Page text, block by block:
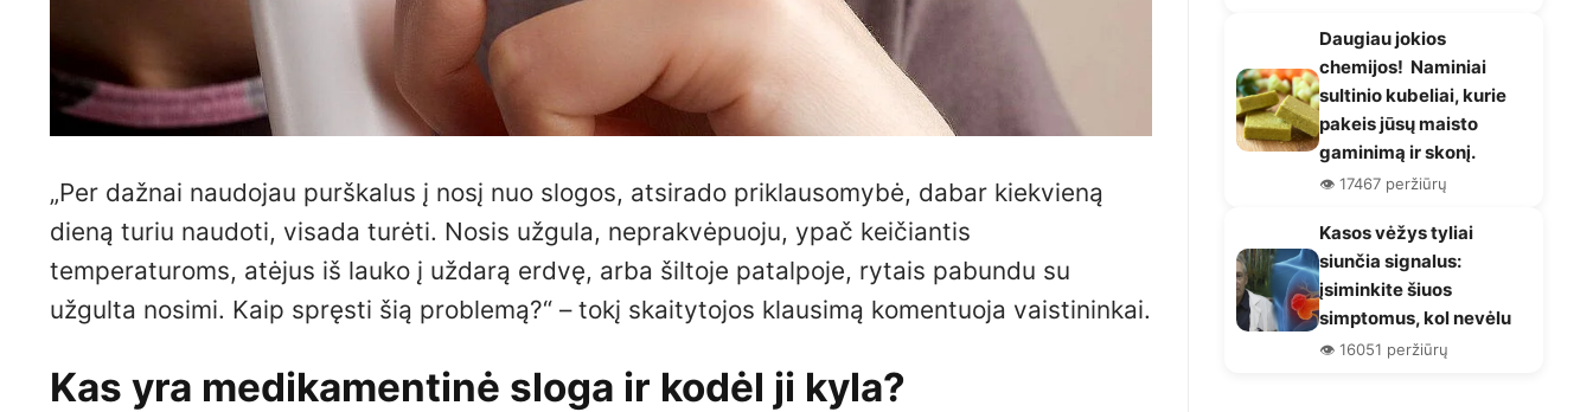
„Per dažnai naudojau purškalus į nosį nuo slogos, atsirado priklausomybė, dabar kiekvieną
dieną turiu naudoti, visada turėti. Nosis užgula, neprakvėpuoju, ypač keičiantis
temperaturoms, atėjus iš lauko į uždarą erdvę, arba šiltoje patalpoje, rytais pabundu su
užgulta nosimi. Kaip spręsti šią problemą?“ – tokį skaitytojos klausimą komentuoja vaistininkai.
Kas yra medikamentinė sloga ir kodėl ji kyla?
Daugiau jokios
chemijos! Naminiai
sultinio kubeliai, kurie
pakeis jūsų maisto
gaminimą ir skonį.
👁️ 17467 peržiūrų
Kasos vėžys tyliai
siunčia signalus:
įsiminkite šiuos
simptomus, kol nevėlu
👁️ 16051 peržiūrų